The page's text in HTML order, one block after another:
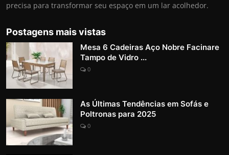
precisa para transformar seu espaço em um lar acolhedor.
Postagens mais vistas
Mesa 6 Cadeiras Aço Nobre Facinare
Tampo de Vidro ...
0
As Últimas Tendências em Sofás e
Poltronas para 2025
0